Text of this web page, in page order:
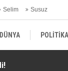
Selim Susuz
DÜNYA POLİTİKA
| MAGAZİN